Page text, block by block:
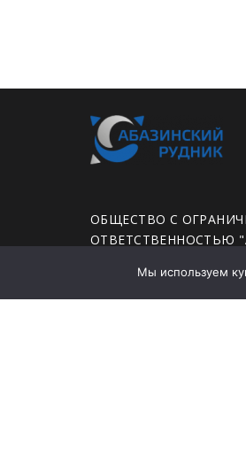
ОБЩЕСТВО С
ОТВЕТСТВЕННОСТЬЮ
ЮРИДИЧЕСКИЙ АДРЕС:
РЕСПУБЛИКА, ГОРОД
Мы используем